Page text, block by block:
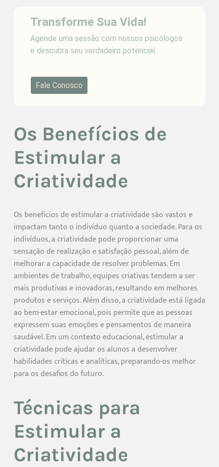
Transforme Sua Vida!
Agende uma sessão com nossos psicólogos
e descubra seu verdadeiro potencial.
Fale Conosco
Os Benefícios de
Estimular a
Criatividade
Os benefícios de estimular a criatividade são vastos e
impactam tanto o indivíduo quanto a sociedade. Para os
indivíduos, a criatividade pode proporcionar uma
sensação de realização e satisfação pessoal, além de
melhorar a capacidade de resolver problemas. Em
ambientes de trabalho, equipes criativas tendem a ser
mais produtivas e inovadoras, resultando em melhores
produtos e serviços. Além disso, a criatividade está ligada
ao bem-estar emocional, pois permite que as pessoas
expressem suas emoções e pensamentos de maneira
saudável. Em um contexto educacional, estimular a
criatividade pode ajudar os alunos a desenvolver
habilidades críticas e analíticas, preparando-os melhor
para os desafios do futuro.
Técnicas para
Estimular a
Criatividade